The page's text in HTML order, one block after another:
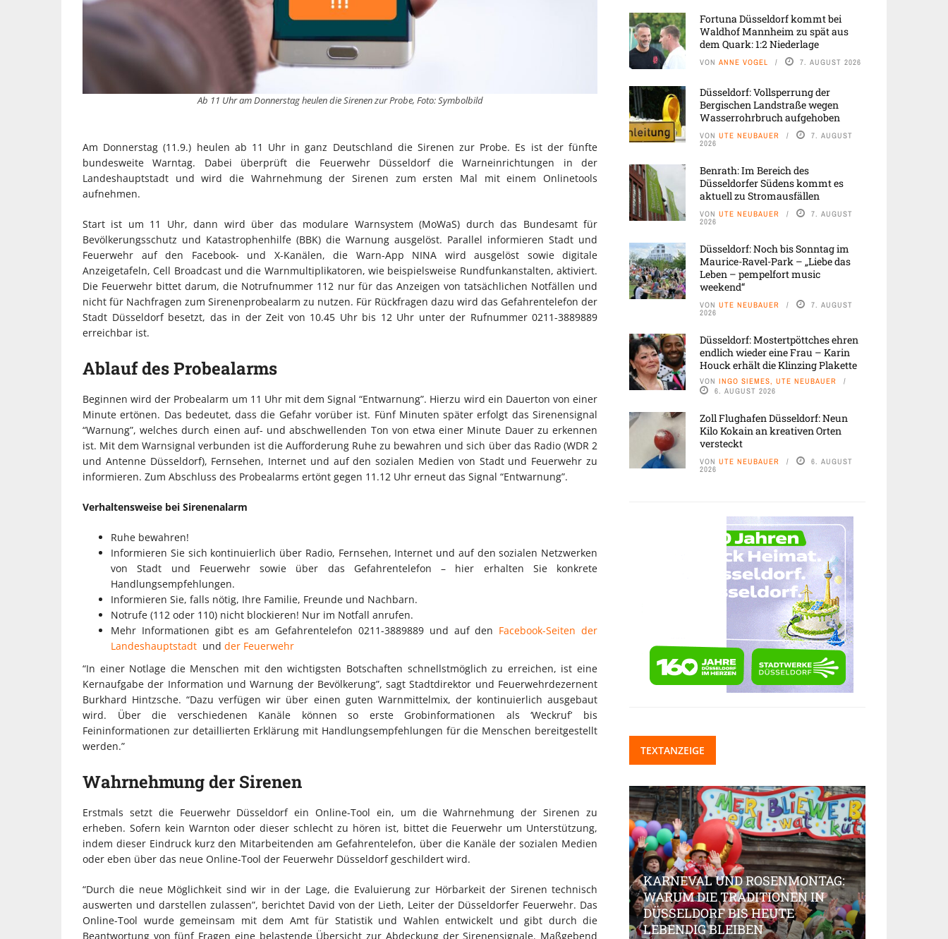
Ab 11 Uhr am Donnerstag heulen die Sirenen zur Probe, Foto: Symbolbild
Am Donnerstag (11.9.) heulen ab 11 Uhr in ganz Deutschland die Sirenen zur Probe. Es ist der fünfte
bundesweite Warntag. Dabei überprüft die Feuerwehr Düsseldorf die Warneinrichtungen in der
Landeshauptstadt und wird die Wahrnehmung der Sirenen zum ersten Mal mit einem Onlinetools
aufnehmen.
Start ist um 11 Uhr, dann wird über das modulare Warnsystem (MoWaS) durch das Bundesamt für
Bevölkerungsschutz und Katastrophenhilfe (BBK) die Warnung ausgelöst. Parallel informieren Stadt und
Feuerwehr auf den Facebook- und X-Kanälen, die Warn-App NINA wird ausgelöst sowie digitale
Anzeigetafeln, Cell Broadcast und die Warnmultiplikatoren, wie beispielsweise Rundfunkanstalten, aktiviert.
Die Feuerwehr bittet darum, die Notrufnummer 112 nur für das Anzeigen von tatsächlichen Notfällen und
nicht für Nachfragen zum Sirenenprobealarm zu nutzen. Für Rückfragen dazu wird das Gefahrentelefon der
Stadt Düsseldorf besetzt, das in der Zeit von 10.45 Uhr bis 12 Uhr unter der Rufnummer 0211-3889889
erreichbar ist.
Ablauf des Probealarms
Beginnen wird der Probealarm um 11 Uhr mit dem Signal “Entwarnung”. Hierzu wird ein Dauerton von einer
Minute ertönen. Das bedeutet, dass die Gefahr vorüber ist. Fünf Minuten später erfolgt das Sirenensignal
“Warnung”, welches durch einen auf- und abschwellenden Ton von etwa einer Minute Dauer zu erkennen
ist. Mit dem Warnsignal verbunden ist die Aufforderung Ruhe zu bewahren und sich über das Radio (WDR 2
und Antenne Düsseldorf), Fernsehen, Internet und auf den sozialen Medien von Stadt und Feuerwehr zu
informieren. Zum Abschluss des Probealarms ertönt gegen 11.12 Uhr erneut das Signal “Entwarnung”.
Verhaltensweise bei Sirenenalarm
Ruhe bewahren!
Informieren Sie sich kontinuierlich über Radio, Fernsehen, Internet und auf den sozialen Netzwerken
von Stadt und Feuerwehr sowie über das Gefahrentelefon – hier erhalten Sie konkrete
Handlungsempfehlungen.
Informieren Sie, falls nötig, Ihre Familie, Freunde und Nachbarn.
Notrufe (112 oder 110) nicht blockieren! Nur im Notfall anrufen.
Mehr Informationen gibt es am Gefahrentelefon 0211-3889889 und auf den Facebook-Seiten der
Landeshauptstadt und der Feuerwehr
“In einer Notlage die Menschen mit den wichtigsten Botschaften schnellstmöglich zu erreichen, ist eine
Kernaufgabe der Information und Warnung der Bevölkerung”, sagt Stadtdirektor und Feuerwehrdezernent
Burkhard Hintzsche. “Dazu verfügen wir über einen guten Warnmittelmix, der kontinuierlich ausgebaut
wird. Über die verschiedenen Kanäle können so erste Grobinformationen als ‘Weckruf’ bis
Feininformationen zur detaillierten Erklärung mit Handlungsempfehlungen für die Menschen bereitgestellt
werden.”
Wahrnehmung der Sirenen
Erstmals setzt die Feuerwehr Düsseldorf ein Online-Tool ein, um die Wahrnehmung der Sirenen zu
erheben. Sofern kein Warnton oder dieser schlecht zu hören ist, bittet die Feuerwehr um Unterstützung,
indem dieser Eindruck kurz den Mitarbeitenden am Gefahrentelefon, über die Kanäle der sozialen Medien
oder eben über das neue Online-Tool der Feuerwehr Düsseldorf geschildert wird.
“Durch die neue Möglichkeit sind wir in der Lage, die Evaluierung zur Hörbarkeit der Sirenen technisch
auswerten und darstellen zulassen”, berichtet David von der Lieth, Leiter der Düsseldorfer Feuerwehr. Das
Online-Tool wurde gemeinsam mit dem Amt für Statistik und Wahlen entwickelt und gibt durch die
Beantwortung von fünf Fragen eine belastende Übersicht zur Abdeckung der Sirenensignale. Maßgebend
Fortuna Düsseldorf kommt bei
Waldhof Mannheim zu spät aus
dem Quark: 1:2 Niederlage
VON ANNE VOGEL 7. AUGUST 2026
Düsseldorf: Vollsperrung der
Bergischen Landstraße wegen
Wasserrohrbruch aufgehoben
VON UTE NEUBAUER 7. AUGUST
2026
Benrath: Im Bereich des
Düsseldorfer Südens kommt es
aktuell zu Stromausfällen
VON UTE NEUBAUER 7. AUGUST
2026
Düsseldorf: Noch bis Sonntag im
Maurice-Ravel-Park – „Liebe das
Leben – pempelfort music
weekend“
VON UTE NEUBAUER 7. AUGUST
2026
Düsseldorf: Mostertpöttches ehren
endlich wieder eine Frau – Karin
Houck erhält die Klinzing Plakette
VON INGO SIEMES, UTE NEUBAUER
6. AUGUST 2026
Zoll Flughafen Düsseldorf: Neun
Kilo Kokain an kreativen Orten
versteckt
VON UTE NEUBAUER 6. AUGUST
2026
TEXTANZEIGE
INDUSTRIELLER CHIC: WIE
KUNSTSTOFFFENSTER DEN
LOFT-STIL IN IHREM
KARNEVAL UND ROSENMONTAG:
WARUM DIE TRADITIONEN IN
DÜSSELDORF BIS HEUTE
LEBENDIG BLEIBEN